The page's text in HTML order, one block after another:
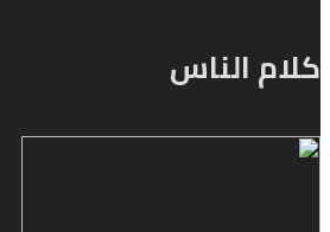
كلام الناس